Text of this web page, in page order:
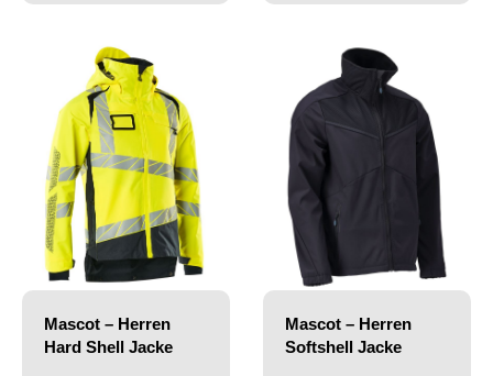
Mascot – Herren
Hard Shell Jacke
Mascot – Herren
Softshell Jacke